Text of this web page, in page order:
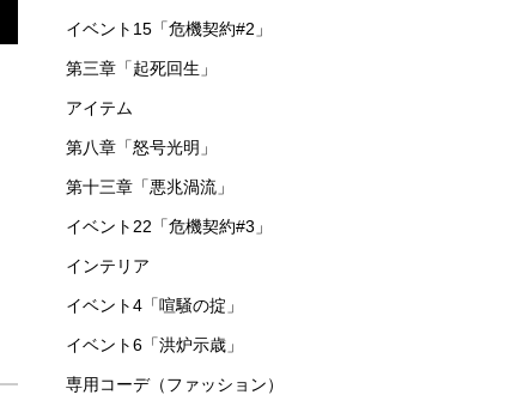
イベント15「危機契約#2」
第三章「起死回生」
アイテム
第八章「怒号光明」
第十三章「悪兆渦流」
イベント22「危機契約#3」
インテリア
イベント4「喧騒の掟」
イベント6「洪炉示歳」
専用コーデ（ファッション）